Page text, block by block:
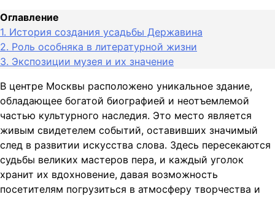
Оглавление
1. История создания усадьбы Державина
2. Роль особняка в литературной жизни
3. Экспозиции музея и их значение
В центре Москвы расположено уникальное здание,
обладающее богатой биографией и неотъемлемой
частью культурного наследия. Это место является
живым свидетелем событий, оставивших значимый
след в развитии искусства слова. Здесь пересекаются
судьбы великих мастеров пера, и каждый уголок
хранит их вдохновение, давая возможность
посетителям погрузиться в атмосферу творчества и